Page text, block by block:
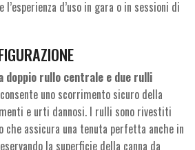
d’uso in gara o in sessioni di
doppio rullo centrale e due rulli
uno scorrimento sicuro della
e urti dannosi. I rulli sono rivestiti
che assicura una tenuta perfetta anche in
la superficie della canna da